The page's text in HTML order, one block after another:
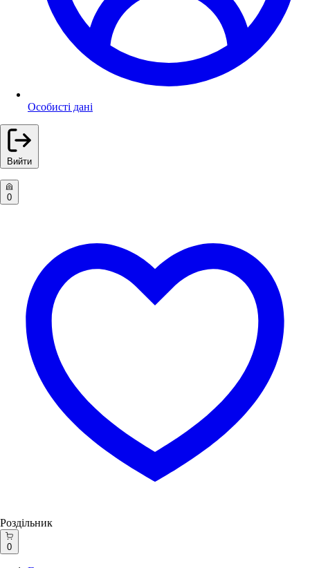
Особисті дані
Вийти
0
Роздільник
0